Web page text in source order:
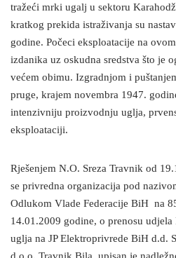
tražeći mrki ugalj u sektoru
kratkog prekida istraživanja su
godine. Počeci eksploatacije na
izdanika uz oskudna sredstva što je
većem obimu. Izgradnjom i
pruge, krajem novembra 1947.
intenzivniju proizvodnju uglja,
eksploataciji.
Rješenjem N.O. Sreza Travnik od
se privredna organizacija pod
Odlukom Vlade Federacije BiH na
14.01.2009 godine, o prenosu
uglja na JP Elektroprivrede BiH d.d.